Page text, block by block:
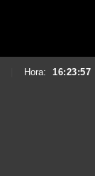
Hora: 16:23:58